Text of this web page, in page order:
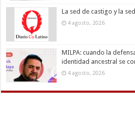
La sed de castigo y la
4 agosto, 2026
MILPA: cuando la
identidad ancestral se
4 agosto, 2026